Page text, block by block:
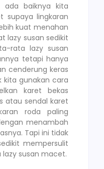
ada baiknya kita
supaya lingkaran
kuat menahan
lazy susan sedikit
rata lazy susan
tetapi hanya
cenderung keras
kita gunakan cara
karet bekas
atau sendal karet
roda paling
menambah
Tapi ini tidak
mempersulit
susan macet.